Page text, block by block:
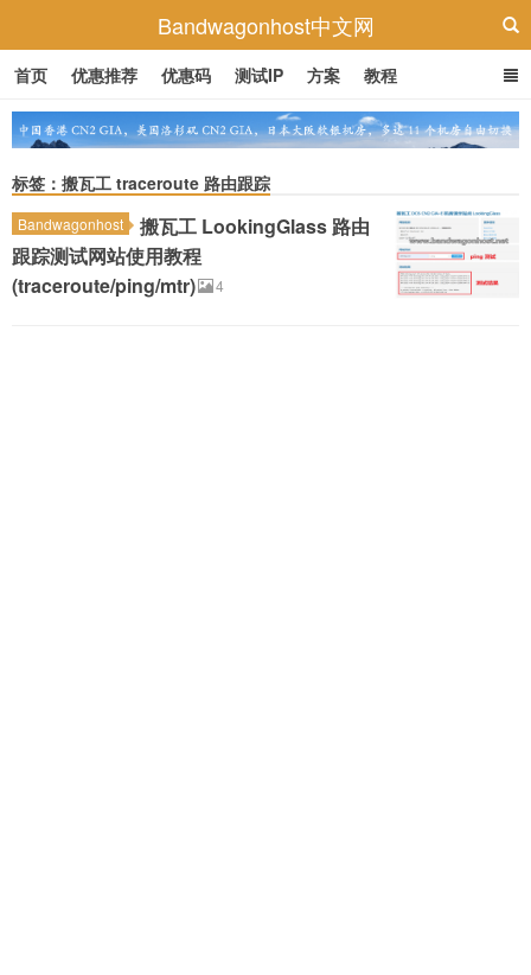
Bandwagonhost中文网
首页 优惠推荐 优惠码 测试IP 方案 教程
标签：搬瓦工 traceroute 路由跟踪
Bandwagonhost
搬瓦工 LookingGlass 路由
跟踪测试网站使用教程
(traceroute/ping/mtr)
4